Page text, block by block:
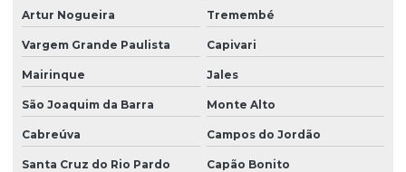
Artur Nogueira Tremembé
Vargem Grande Paulista Capivari
Mairinque Jales
São Joaquim da Barra Monte Alto
Cabreúva Campos do Jordão
Santa Cruz do Rio Pardo Capão Bonito